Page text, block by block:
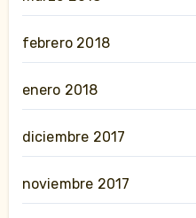
febrero 2018
enero 2018
diciembre 2017
noviembre 2017